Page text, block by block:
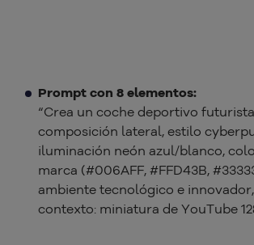
Prompt con 8 elementos:
“Crea un coche deportivo
composición lateral, estilo
iluminación neón azul/blanco,
marca (#006AFF, #FFD43B,
ambiente tecnológico e
contexto: miniatura de YouTube